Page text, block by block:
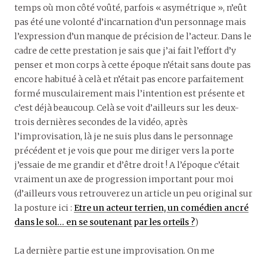
temps où mon côté voûté, parfois « asymétrique », n’eût
pas été une volonté d’incarnation d’un personnage mais
l’expression d’un manque de précision de l’acteur. Dans le
cadre de cette prestation je sais que j’ai fait l’effort d’y
penser et mon corps à cette époque n’était sans doute pas
encore habitué à celà et n’était pas encore parfaitement
formé musculairement mais l’intention est présente et
c’est déjà beaucoup. Celà se voit d’ailleurs sur les deux-
trois dernières secondes de la vidéo, après
l’improvisation, là je ne suis plus dans le personnage
précédent et je vois que pour me diriger vers la porte
j’essaie de me grandir et d’être droit ! A l’époque c’était
vraiment un axe de progression important pour moi
(d’ailleurs vous retrouverez un article un peu original sur
la posture ici : Etre un acteur terrien, un comédien ancré
dans le sol… en se soutenant par les orteils ?)
La dernière partie est une improvisation. On me